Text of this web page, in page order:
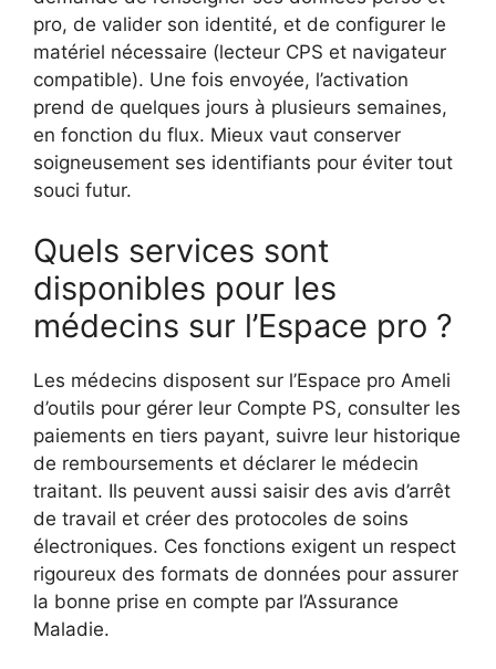
pro, de valider son identité, et de configurer le
matériel nécessaire (lecteur CPS et navigateur
compatible). Une fois envoyée, l’activation
prend de quelques jours à plusieurs semaines,
en fonction du flux. Mieux vaut conserver
soigneusement ses identifiants pour éviter tout
souci futur.
Quels services sont
disponibles pour les
médecins sur l’Espace pro ?
Les médecins disposent sur l’Espace pro Ameli
d’outils pour gérer leur Compte PS, consulter les
paiements en tiers payant, suivre leur historique
de remboursements et déclarer le médecin
traitant. Ils peuvent aussi saisir des avis d’arrêt
de travail et créer des protocoles de soins
électroniques. Ces fonctions exigent un respect
rigoureux des formats de données pour assurer
la bonne prise en compte par l’Assurance
Maladie.